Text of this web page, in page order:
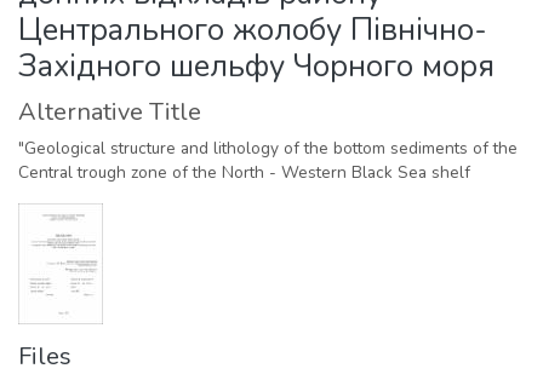
Центрального жолобу Північно-
Західного шельфу Чорного моря
Alternative Title
"Geological structure and lithology of the bottom sediments of the
Central trough zone of the North - Western Black Sea shelf
Files